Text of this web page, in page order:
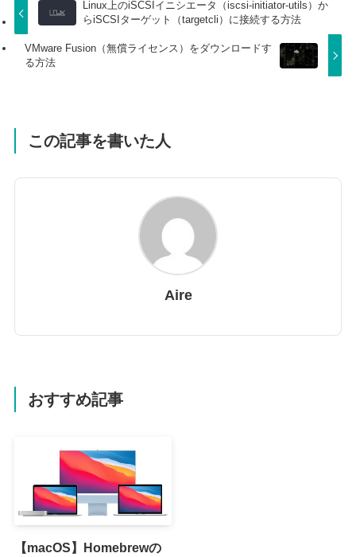
Linux上のiSCSIイニシエータ（iscsi-initiator-utils）か
らiSCSIターゲット（targetcli）に接続する方法
VMware Fusion（無償ライセンス）をダウンロードす
る方法
この記事を書いた人
Aire
おすすめ記事
【macOS】Homebrewの